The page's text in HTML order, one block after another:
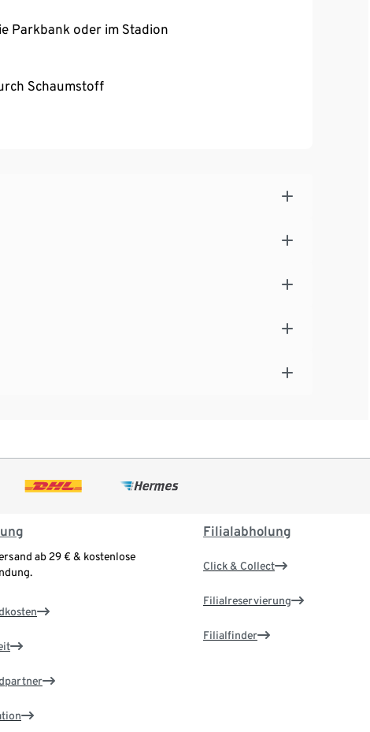
Parkbank oder im Stadion
Schaumstoff
verschließbar
ab 29 € & kostenlose
Filialabholung
Click & Collect
Filialreservierung
Filialfinder